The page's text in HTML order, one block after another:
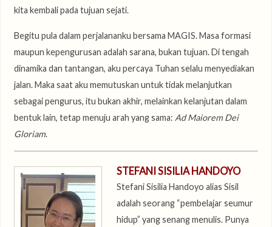
kita kembali pada tujuan sejati.
Begitu pula dalam perjalananku bersama MAGIS. Masa formasi
maupun kepengurusan adalah sarana, bukan tujuan. Di tengah
dinamika dan tantangan, aku percaya Tuhan selalu menyediakan
jalan. Maka saat aku memutuskan untuk tidak melanjutkan
sebagai pengurus, itu bukan akhir, melainkan kelanjutan dalam
bentuk lain, tetap menuju arah yang sama: Ad Maiorem Dei
Gloriam.
STEFANI SISILIA HANDOYO
Stefani Sisilia Handoyo alias Sisil
adalah seorang “pembelajar seumur
hidup” yang senang menulis. Punya